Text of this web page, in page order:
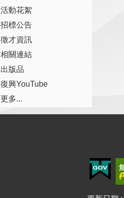
活動花絮
招標公告
徵才資訊
相關連結
出版品
復興YouTube
更多...